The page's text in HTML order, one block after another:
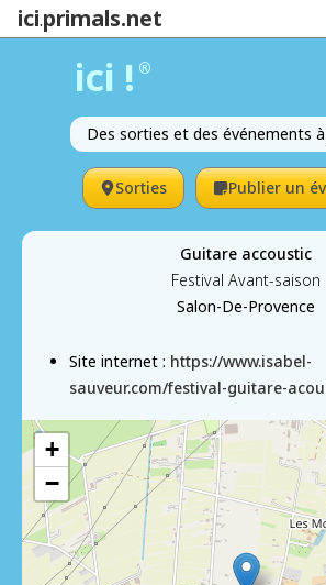
ici.primals.net
ici ! ®
Des sorties et des événements
Sorties Publier un
Guitare accoustic
Festival Avant-saison
Salon-De-Provence
Site internet : https://www.isabel-
sauveur.com/festival-guitare-
+
−